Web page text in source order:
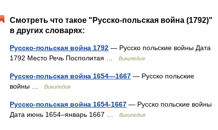
Смотреть что такое "Русско-польская война (1792)"
в других словарях:
Русско-польская война 1792 — Русско польские войны Дата
1792 Место Речь Посполитая …
Википедия
Русско-польская война 1654—1667 — Русско польские
войны …
Википедия
Русско-польская война 1654-1667 — Русско польские войны
Дата июнь 1654–январь 1667 …
Википедия